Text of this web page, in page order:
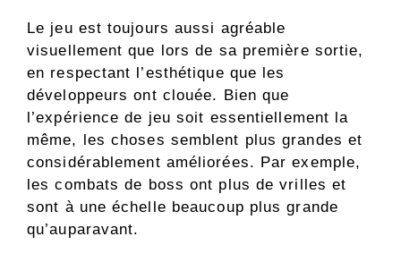
Le jeu est toujours aussi agréable
visuellement que lors de sa première sortie,
en respectant l’esthétique que les
développeurs ont clouée. Bien que
l’expérience de jeu soit essentiellement la
même, les choses semblent plus grandes et
considérablement améliorées. Par exemple,
les combats de boss ont plus de vrilles et
sont à une échelle beaucoup plus grande
qu’auparavant.